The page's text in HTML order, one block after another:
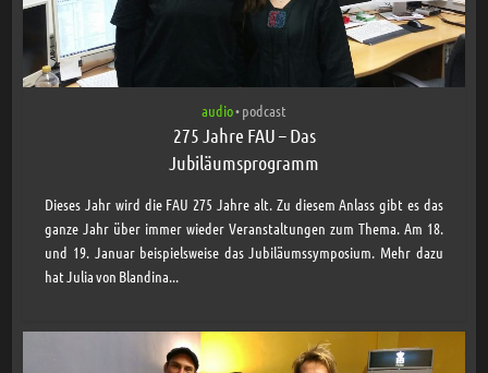
audio•podcast
275 Jahre FAU – Das
Jubiläumsprogramm
Dieses Jahr wird die FAU 275 Jahre alt. Zu diesem Anlass gibt es das
ganze Jahr über immer wieder Veranstaltungen zum Thema. Am 18.
und 19. Januar beispielsweise das Jubiläumssymposium. Mehr dazu
hat Julia von Blandina...